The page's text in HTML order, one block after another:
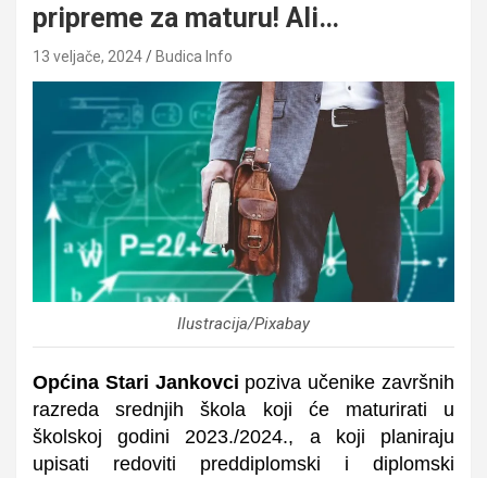
pripreme za maturu! Ali…
13 veljače, 2024 Budica Info
Ilustracija/Pixabay
Općina Stari Jankovci poziva učenike završnih
razreda srednjih škola koji će maturirati u
školskoj godini 2023./2024., a koji planiraju
upisati redoviti preddiplomski i diplomski